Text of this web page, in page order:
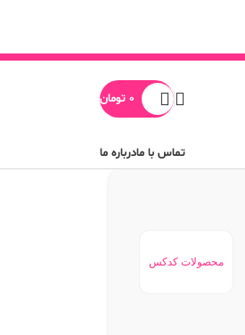
0 تومان
تماس با مادرباره ما
محصولات کدکس